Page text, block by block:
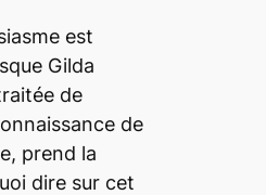
est
Gilda
de
de
prend la
dire sur cet